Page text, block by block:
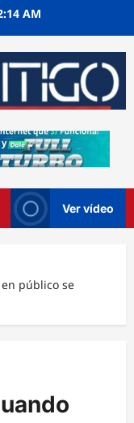
AM
Ver vídeo
en público se